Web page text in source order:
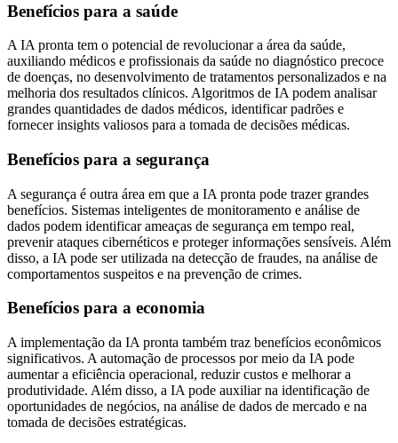
Benefícios para a saúde
A IA pronta tem o potencial de revolucionar a área da saúde,
auxiliando médicos e profissionais da saúde no diagnóstico precoce
de doenças, no desenvolvimento de tratamentos personalizados e na
melhoria dos resultados clínicos. Algoritmos de IA podem analisar
grandes quantidades de dados médicos, identificar padrões e
fornecer insights valiosos para a tomada de decisões médicas.
Benefícios para a segurança
A segurança é outra área em que a IA pronta pode trazer grandes
benefícios. Sistemas inteligentes de monitoramento e análise de
dados podem identificar ameaças de segurança em tempo real,
prevenir ataques cibernéticos e proteger informações sensíveis. Além
disso, a IA pode ser utilizada na detecção de fraudes, na análise de
comportamentos suspeitos e na prevenção de crimes.
Benefícios para a economia
A implementação da IA pronta também traz benefícios econômicos
significativos. A automação de processos por meio da IA pode
aumentar a eficiência operacional, reduzir custos e melhorar a
produtividade. Além disso, a IA pode auxiliar na identificação de
oportunidades de negócios, na análise de dados de mercado e na
tomada de decisões estratégicas.